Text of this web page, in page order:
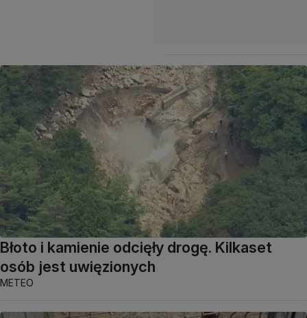
Błoto i kamienie odcięły drogę. Kilkaset
osób jest uwięzionych
METEO